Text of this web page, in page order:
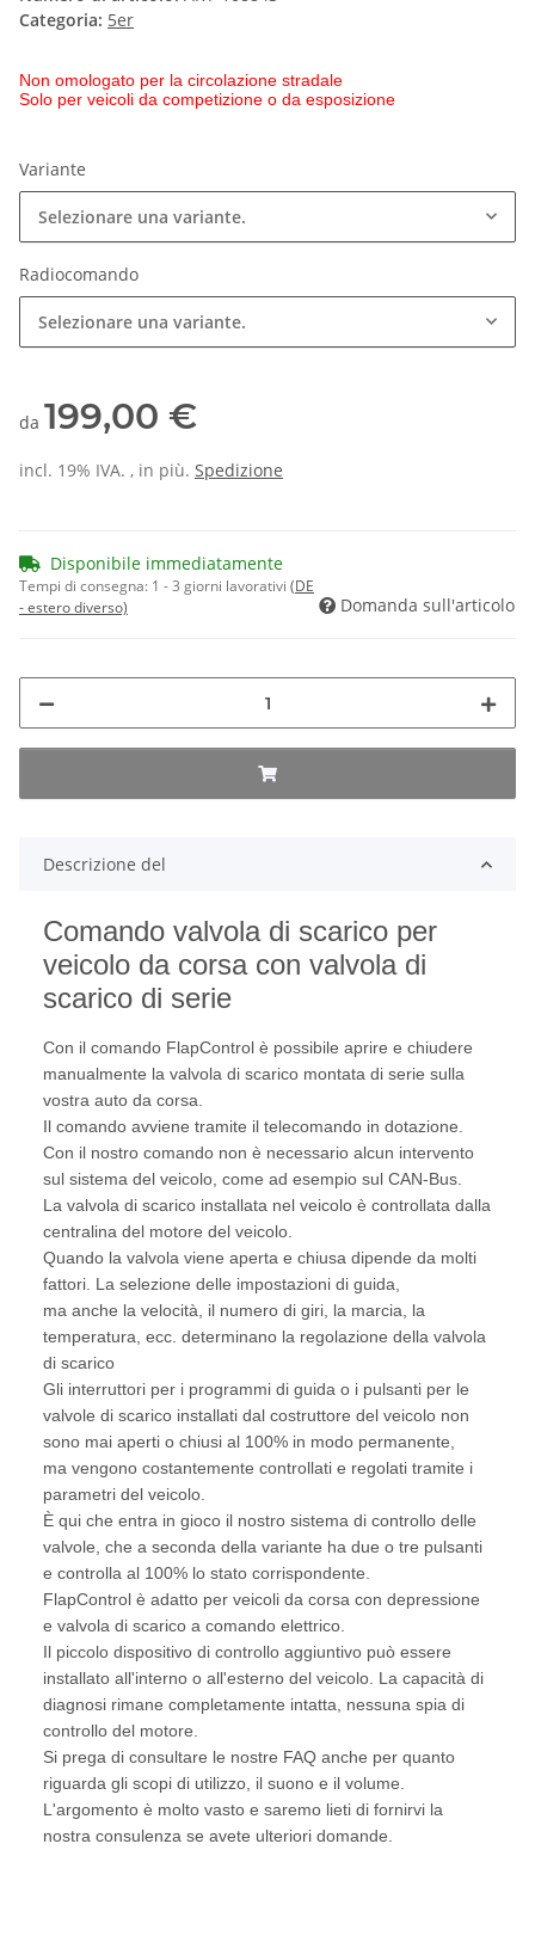
Categoria: 5er
Non omologato per la circolazione stradale
Solo per veicoli da competizione o da esposizione
Variante
Selezionare una variante.
Radiocomando
Selezionare una variante.
da 199,00 €
incl. 19% IVA. , in più. Spedizione
Disponibile immediatamente
Tempi di consegna: 1 - 3 giorni lavorativi (DE
- estero diverso)
Domanda sull'articolo
Descrizione del
Comando valvola di scarico per
veicolo da corsa con valvola di
scarico di serie
Con il comando FlapControl è possibile aprire e chiudere
manualmente la valvola di scarico montata di serie sulla
vostra auto da corsa.
Il comando avviene tramite il telecomando in dotazione.
Con il nostro comando non è necessario alcun intervento
sul sistema del veicolo, come ad esempio sul CAN-Bus.
La valvola di scarico installata nel veicolo è controllata dalla
centralina del motore del veicolo.
Quando la valvola viene aperta e chiusa dipende da molti
fattori. La selezione delle impostazioni di guida,
ma anche la velocità, il numero di giri, la marcia, la
temperatura, ecc. determinano la regolazione della valvola
di scarico
Gli interruttori per i programmi di guida o i pulsanti per le
valvole di scarico installati dal costruttore del veicolo non
sono mai aperti o chiusi al 100% in modo permanente,
ma vengono costantemente controllati e regolati tramite i
parametri del veicolo.
È qui che entra in gioco il nostro sistema di controllo delle
valvole, che a seconda della variante ha due o tre pulsanti
e controlla al 100% lo stato corrispondente.
FlapControl è adatto per veicoli da corsa con depressione
e valvola di scarico a comando elettrico.
Il piccolo dispositivo di controllo aggiuntivo può essere
installato all'interno o all'esterno del veicolo. La capacità di
diagnosi rimane completamente intatta, nessuna spia di
controllo del motore.
Si prega di consultare le nostre FAQ anche per quanto
riguarda gli scopi di utilizzo, il suono e il volume.
L'argomento è molto vasto e saremo lieti di fornirvi la
nostra consulenza se avete ulteriori domande.